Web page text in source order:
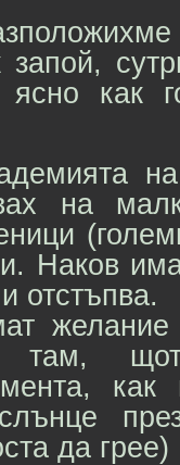
как
на
Наков
отстъпва.
там,
да грее)